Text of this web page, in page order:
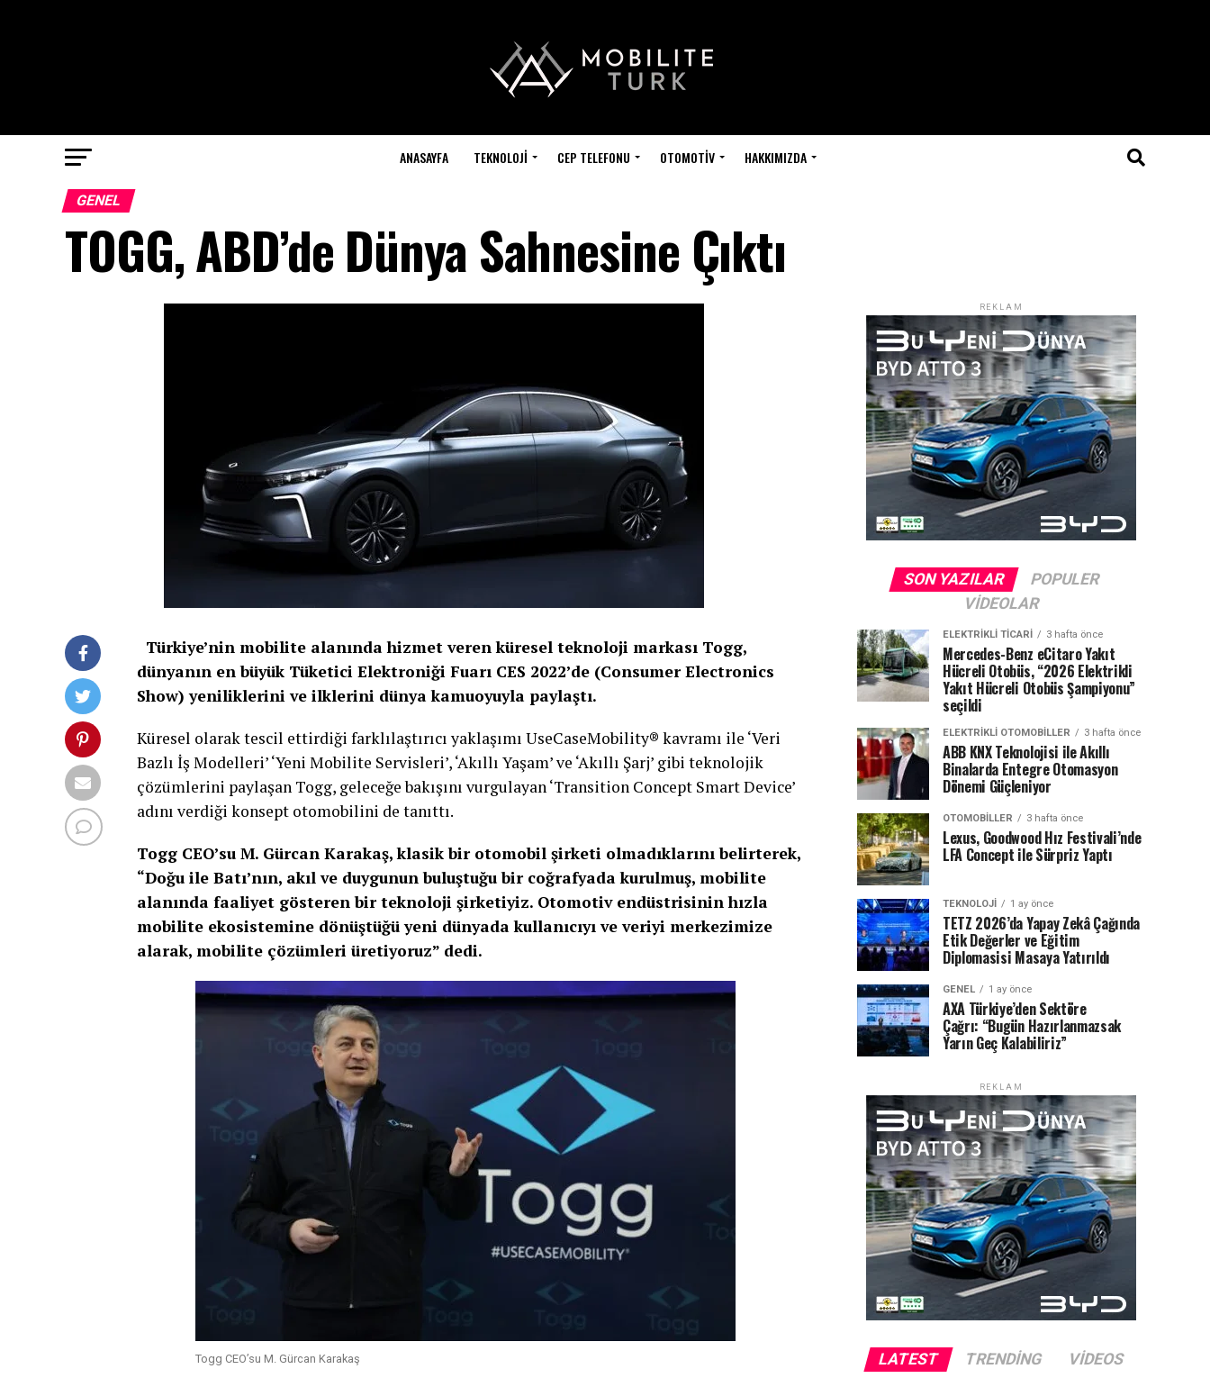
ANASAYFA TEKNOLOJI CEP TELEFONU OTOMOTIV HAKKIMIZDA
GENEL
TOGG, ABD’de Dünya Sahnesine Çıktı
Türkiye’nin mobilite alanında hizmet veren küresel teknoloji markası Togg,
dünyanın en büyük Tüketici Elektroniği Fuarı CES 2022’de (Consumer Electronics
Show) yeniliklerini ve ilklerini dünya kamuoyuyla paylaştı.
Küresel olarak tescil ettirdiği farklılaştırıcı yaklaşımı UseCaseMobility® kavramı ile ‘Veri
Bazlı İş Modelleri’ ‘Yeni Mobilite Servisleri’, ‘Akıllı Yaşam’ ve ‘Akıllı Şarj’ gibi teknolojik
çözümlerini paylaşan Togg, geleceğe bakışını vurgulayan ‘Transition Concept Smart Device’
adını verdiği konsept otomobilini de tanıttı.
Togg CEO’su M. Gürcan Karakaş, klasik bir otomobil şirketi olmadıklarını belirterek,
“Doğu ile Batı’nın, akıl ve duygunun buluştuğu bir coğrafyada kurulmuş, mobilite
alanında faaliyet gösteren bir teknoloji şirketiyiz. Otomotiv endüstrisinin hızla
mobilite ekosistemine dönüştüğü yeni dünyada kullanıcıyı ve veriyi merkezimize
alarak, mobilite çözümleri üretiyoruz” dedi.
Togg CEO’su M. Gürcan Karakaş
REKLAM
SON YAZILAR
POPULER
VIDEOLAR
ELEKTRIKLI TICARI 3 hafta önce
Mercedes-Benz eCitaro Yakıt
Hücreli Otobüs, “2026 Elektrikli
Yakıt Hücreli Otobüs Şampiyonu”
seçildi
ELEKTRIKLI OTOMOBILLER 3 hafta önce
ABB KNX Teknolojisi ile Akıllı
Binalarda Entegre Otomasyon
Dönemi Güçleniyor
OTOMOBILLER 3 hafta önce
Lexus, Goodwood Hız Festivali’nde
LFA Concept ile Sürpriz Yaptı
TEKNOLOJI 1 ay önce
TETZ 2026’da Yapay Zekâ Çağında
Etik Değerler ve Eğitim
Diplomasisi Masaya Yatırıldı
GENEL 1 ay önce
AXA Türkiye’den Sektöre
Çağrı: “Bugün Hazırlanmazsak
Yarın Geç Kalabiliriz”
REKLAM
LATEST TRENDING VIDEOS